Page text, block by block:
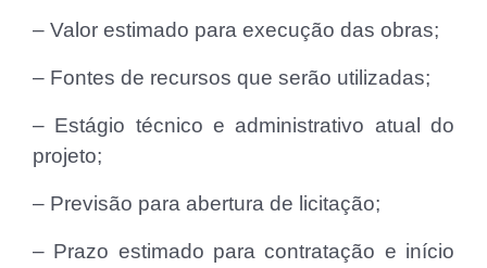
– Valor estimado para execução das obras;
– Fontes de recursos que serão utilizadas;
– Estágio técnico e administrativo atual do
projeto;
– Previsão para abertura de licitação;
– Prazo estimado para contratação e início